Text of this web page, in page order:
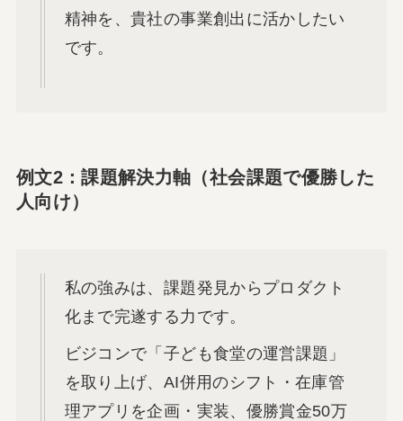
精神を、貴社の事業創出に活かしたい
です。
例文2：課題解決力軸（社会課題で優勝した
人向け）
私の強みは、課題発見からプロダクト
化まで完遂する力です。
ビジコンで「子ども食堂の運営課題」
を取り上げ、AI併用のシフト・在庫管
理アプリを企画・実装、優勝賞金50万